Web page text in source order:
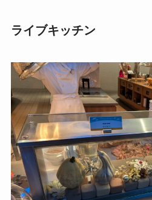
ライブキッチン